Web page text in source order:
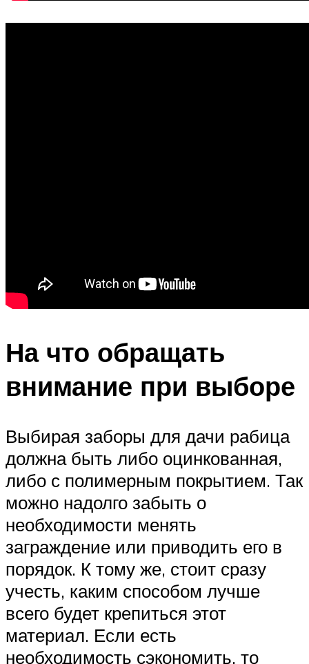
На что обращать
внимание при выборе
Выбирая заборы для дачи рабица
должна быть либо оцинкованная,
либо с полимерным покрытием. Так
можно надолго забыть о
необходимости менять
заграждение или приводить его в
порядок. К тому же, стоит сразу
учесть, каким способом лучше
всего будет крепиться этот
материал. Если есть
необходимость сэкономить, то